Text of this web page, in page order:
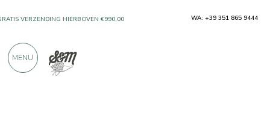
PRODUCTEN VAN UITSTEKENDE
DAN 900 POSITIEVE RECENSIES
WA: +39 351 865 9444
MENU